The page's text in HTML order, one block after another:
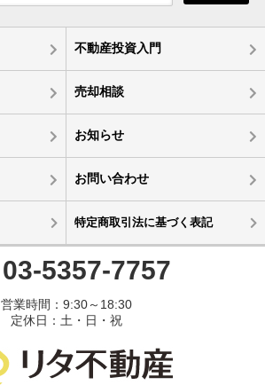
不動産投資入門
売却相談
お知らせ
お問い合わせ
特定商取引法に基づく表記
03-5357-7757
営業時間：9:30～18:30
定休日：土・日・祝